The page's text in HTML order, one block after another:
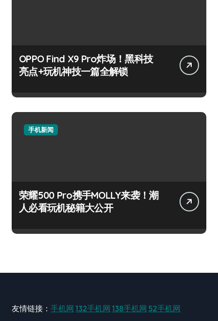
OPPO Find X9 Pro炸场！黑科技
亮点+玩机神技一篇全解锁
手机新闻
荣耀500 Pro携手MOLLY来袭！潮
人必看玩机秘籍大公开
友情链接： 手机网 132手机网 138手机网 52手机网